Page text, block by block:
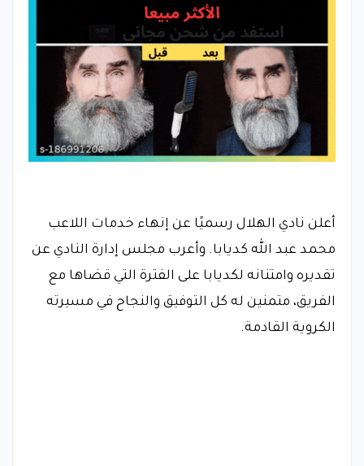
أعلن نادي الهلال رسميًا عن إنهاء خدمات اللاعب
محمد عبد الله كديابا. وأعرب مجلس إدارة النادي عن
تقديره وامتنانه لكديابا على الفترة التي قضاها مع
الفريق، متمنين له كل التوفيق والنجاح في مسيرته
الكروية القادمة.